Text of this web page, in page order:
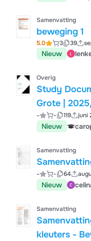
Samenvatting
beweging 1
5.0 3 39
Nieuw
Overig
Study
Grote |
- - 119 juni
Nieuw
Samenvatting
- - 64
Nieuw
Samenvatting